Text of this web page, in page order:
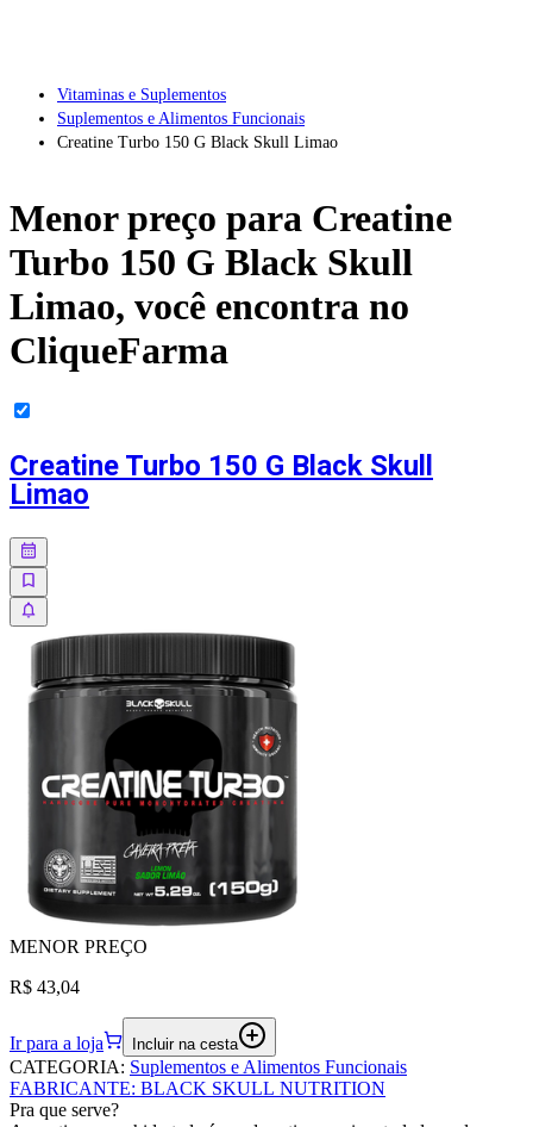
Vitaminas e Suplementos
Suplementos e Alimentos Funcionais
Creatine Turbo 150 G Black Skull Limao
Menor preço para Creatine
Turbo 150 G Black Skull
Limao, você encontra no
CliqueFarma
Creatine Turbo 150 G Black Skull
Limao
MENOR PREÇO
R$ 43,04
Ir para a loja Incluir na cesta
CATEGORIA: Suplementos e Alimentos Funcionais
FABRICANTE: BLACK SKULL NUTRITION
Pra que serve?